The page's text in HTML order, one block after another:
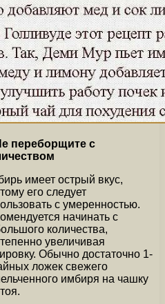
переборщите с
имеет острый вкус,
его следует
с умеренностью.
начинать с
количества,
увеличивая
Обычно достаточно 1-
ложек свежего
имбиря на чашку